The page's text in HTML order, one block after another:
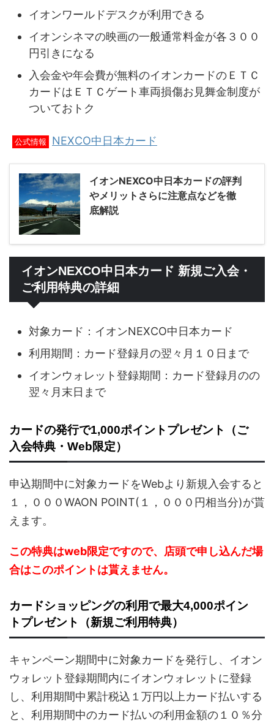
イオンワールドデスクが利用できる
イオンシネマの映画の一般通常料金が各３００
円引きになる
入会金や年会費が無料のイオンカードのＥＴＣ
カードはＥＴＣゲート車両損傷お見舞金制度が
ついておトク
公式情報 NEXCO中日本カード
イオンNEXCO中日本カードの評判
やメリットさらに注意点などを徹
底解説
イオンNEXCO中日本カード 新規ご入会・
ご利用特典の詳細
対象カード：イオンNEXCO中日本カード
利用期間：カード登録月の翌々月１０日まで
イオンウォレット登録期間：カード登録月のの
翌々月末日まで
カードの発行で1,000ポイントプレゼント（ご
入会特典・Web限定）
申込期間中に対象カードをWebより新規入会すると
１，０００WAON POINT(１，０００円相当分)が貰
えます。
この特典はweb限定ですので、店頭で申し込んだ場
合はこのポイントは貰えません。
カードショッピングの利用で最大4,000ポイン
トプレゼント（新規ご利用特典）
キャンペーン期間中に対象カードを発行し、イオン
ウォレット登録期間内にイオンウォレットに登録
し、利用期間中累計税込１万円以上カード払いする
と、利用期間中のカード払いの利用金額の１０％分